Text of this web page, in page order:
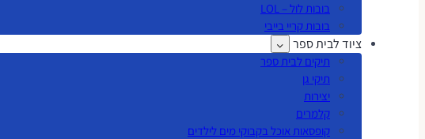
בובות לול – LOL
בובות קריי בייבי
ציוד לבית ספר
תיקים לבית ספר
תיקי גן
יצירות
קלמרים
קופסאות אוכל בקבוקי מים לילדים